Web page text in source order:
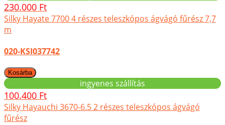
230.000 Ft
Silky Hayate 7700 4 részes teleszkópos ágvágó fűrész 7,7
m
020-KSI037742
ingyenes szállítás
100.400 Ft
Silky Hayauchi 3670-6.5 2 részes teleszkópos ágvágó
fűrész